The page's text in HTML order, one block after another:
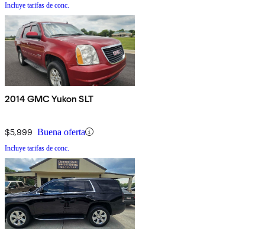
Incluye tarifas de conc.
2014 GMC Yukon SLT
$5,999 Buena oferta
Incluye tarifas de conc.